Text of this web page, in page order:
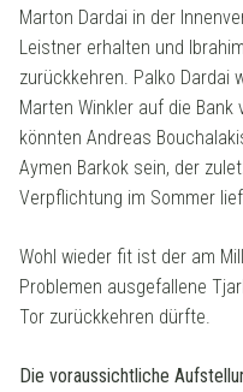
Marton Dardai in der
Leistner erhalten und
zurückkehren. Palko Dardai
Marten Winkler auf die
könnten Andreas
Aymen Barkok sein, der
Verpflichtung im Sommer
Wohl wieder fit ist der am
Problemen ausgefallene
Tor zurückkehren dürfte.
Die voraussichtliche